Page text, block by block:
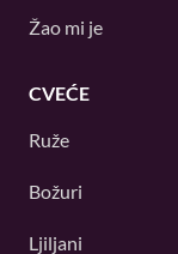
Žao mi je
CVEĆE
Ruže
Božuri
Ljiljani